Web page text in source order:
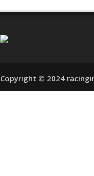
Copyright © 2024